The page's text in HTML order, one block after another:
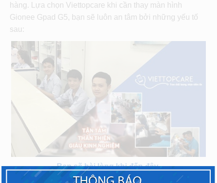
hàng. Lựa chọn Viettopcare khi cần thay màn hình
Gionee Gpad G5, bạn sẽ luôn an tâm bởi những yếu tố
sau:
Bạn sẽ hài lòng khi đến đây